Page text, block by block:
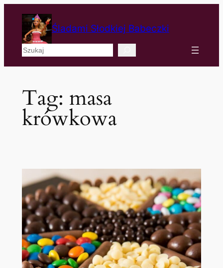
Śladami Słodkiej Babeczki
Szukaj
Tag: masa
krówkowa